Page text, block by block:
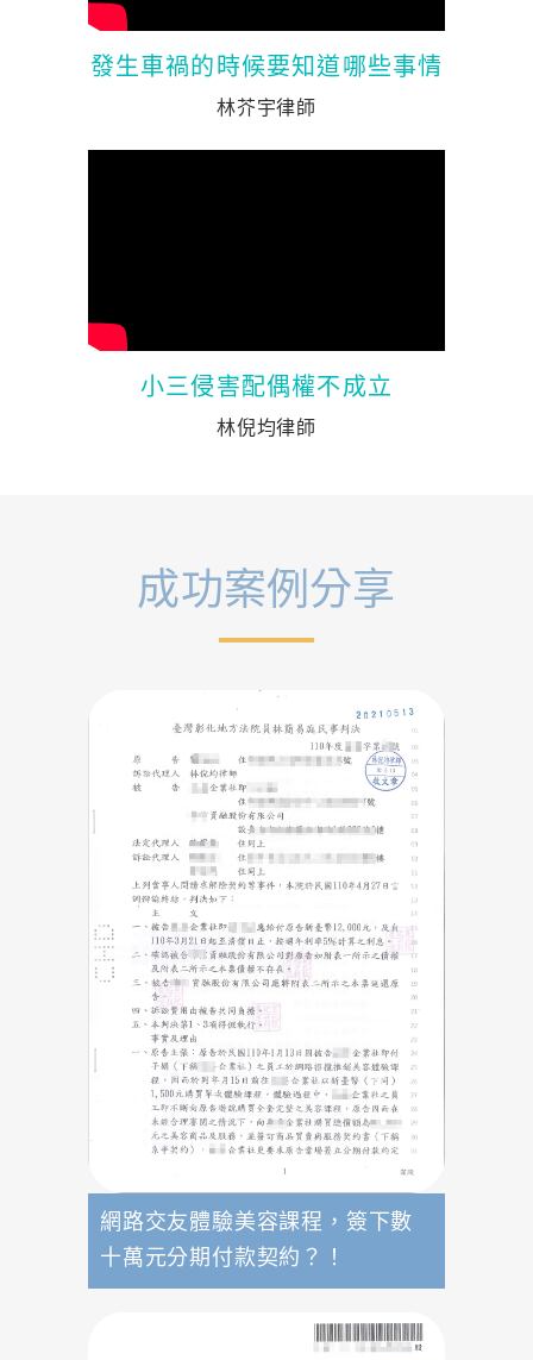
發生車禍的時候要知道哪些事情
林芥宇律師
小三侵害配偶權不成立
林倪均律師
成功案例分享
網路交友體驗美容課程，簽下數
十萬元分期付款契約？！